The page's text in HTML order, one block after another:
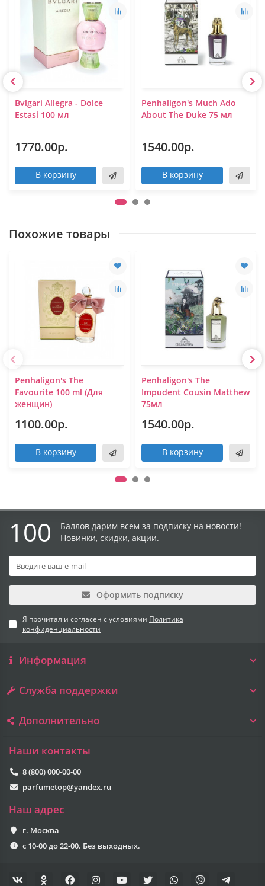
Bvlgari Allegra - Dolce
Estasi 100 мл
1770.00р.
В корзину
Penhaligon's Much Ado
About The Duke 75 мл
1540.00р.
В корзину
Похожие товары
Penhaligon's The
Favourite 100 ml (Для
женщин)
1100.00р.
В корзину
Penhaligon's The
Impudent Cousin Matthew
75мл
1540.00р.
В корзину
100
Баллов дарим всем за подписку на новости!
Новинки, скидки, акции.
Оформить подписку
Я прочитал и согласен с условиями Политика
конфиденциальности
Информация
Служба поддержки
Дополнительно
Наши контакты
8 (800) 000-00-00
parfumetop@yandex.ru
Наш адрес
г. Москва
с 10-00 до 22-00. Без выходных.